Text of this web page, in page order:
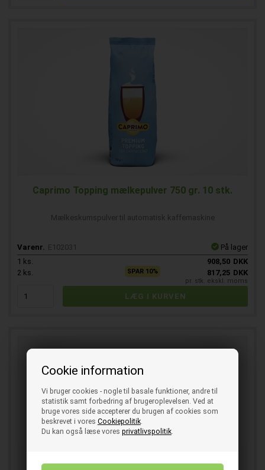
Cookie information
Vi bruger cookies - nogle til basale funktioner, andre til
statistik samt forbedring af brugeroplevelsen. Ved at
bruge vores side accepterer du brugen af cookies som
beskrevet i vores Cookiepolitik.
Du kan også læse vores privatlivspolitik.
Caprimo Topping mælkepulver 750 gr. 10 stk.
Mælkeskumspulver til automatisk kaffemaskine
Varenr. E102031
På lager
1 ks. 908,50 DKK
2 ks. SPAR 10% 817,25 DKK
pr. stk. ekskl. moms